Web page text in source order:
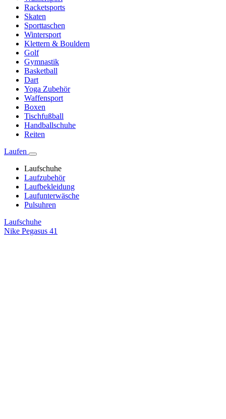
Racketsports
Skaten
Sporttaschen
Wintersport
Klettern & Bouldern
Golf
Gymnastik
Basketball
Dart
Yoga Zubehör
Waffensport
Boxen
Tischfußball
Handballschuhe
Reiten
Laufen
Laufschuhe
Laufzubehör
Laufbekleidung
Laufunterwäsche
Pulsuhren
Laufschuhe
Nike Pegasus 41